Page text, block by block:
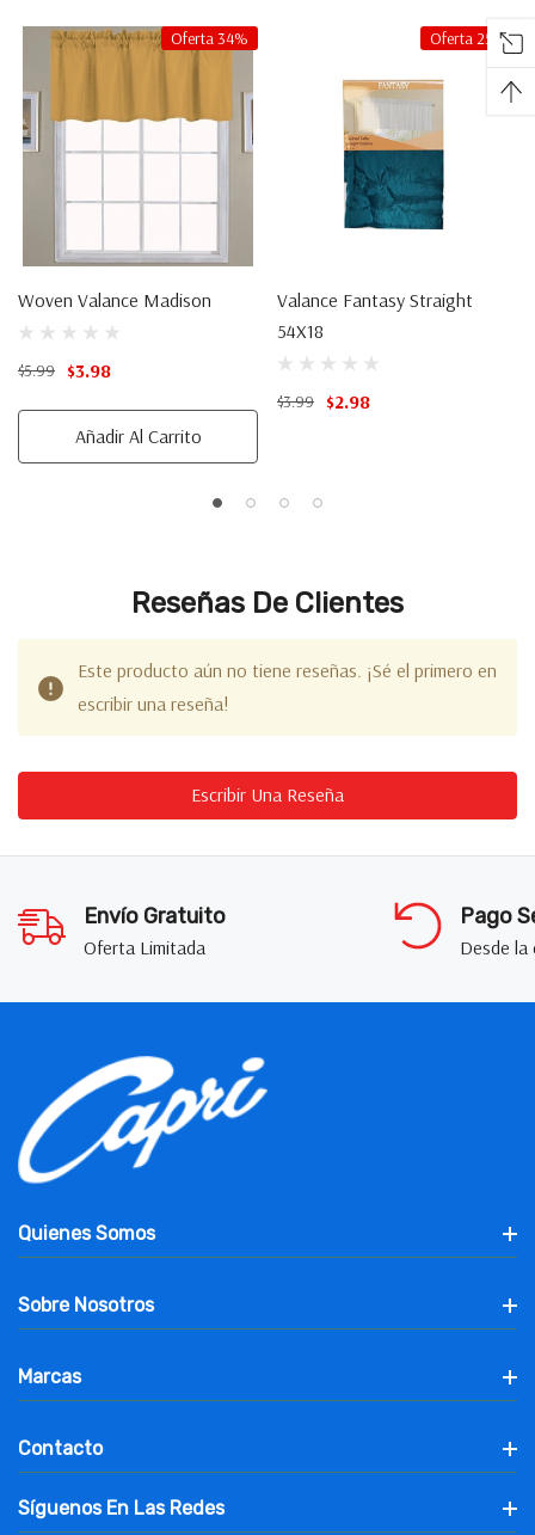
Oferta 34%
Woven Valance Madison
$5.99 $3.98
Añadir Al Carrito
Oferta 25%
Valance Fantasy Straight
54X18
$3.99 $2.98
Reseñas De Clientes
Este producto aún no tiene reseñas. ¡Sé el primero en
escribir una reseña!
Escribir Una Reseña
Envío Gratuito
Oferta Limitada
Pago
Desde la
Quienes Somos
Sobre Nosotros
Marcas
Contacto
Síguenos En Las Redes
Regístrate para recibir ofertas por email.